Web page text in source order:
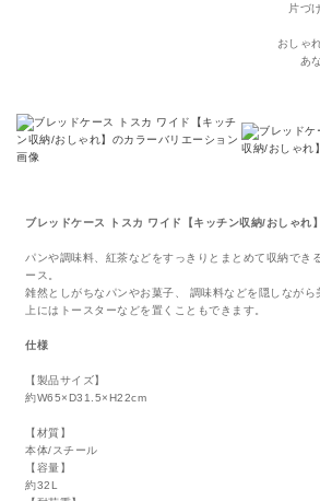
片づ
おしゃ
あ
ブレッドケース トスカ ワイド【キッチン収納/おしゃれ】
パンや調味料、紅茶などをすっきりとまとめて収納でき
ース。
雑然としがちなパンやお菓子、 調味料などを隠しながら
上にはトースターなどを置くこともできます。
仕様
【製品サイズ】
約W65×D31.5×H22cm
【材質】
本体/スチール
【容量】
約32L